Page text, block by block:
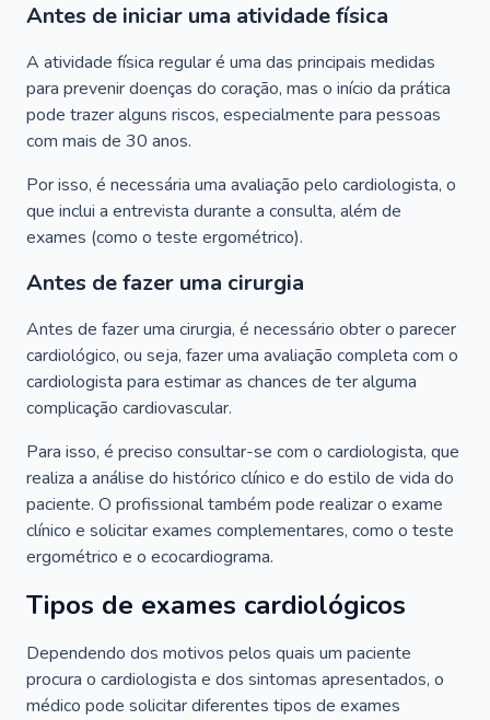
Antes de iniciar uma atividade física
A atividade física regular é uma das principais medidas
para prevenir doenças do coração, mas o início da prática
pode trazer alguns riscos, especialmente para pessoas
com mais de 30 anos.
Por isso, é necessária uma avaliação pelo cardiologista, o
que inclui a entrevista durante a consulta, além de
exames (como o teste ergométrico).
Antes de fazer uma cirurgia
Antes de fazer uma cirurgia, é necessário obter o parecer
cardiológico, ou seja, fazer uma avaliação completa com o
cardiologista para estimar as chances de ter alguma
complicação cardiovascular.
Para isso, é preciso consultar-se com o cardiologista, que
realiza a análise do histórico clínico e do estilo de vida do
paciente. O profissional também pode realizar o exame
clínico e solicitar exames complementares, como o teste
ergométrico e o ecocardiograma.
Tipos de exames cardiológicos
Dependendo dos motivos pelos quais um paciente
procura o cardiologista e dos sintomas apresentados, o
médico pode solicitar diferentes tipos de exames